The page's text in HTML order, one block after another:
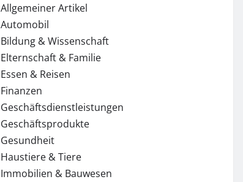
Allgemeiner Artikel
Automobil
Bildung & Wissenschaft
Elternschaft & Familie
Essen & Reisen
Finanzen
Geschäftsdienstleistungen
Geschäftsprodukte
Gesundheit
Haustiere & Tiere
Immobilien & Bauwesen